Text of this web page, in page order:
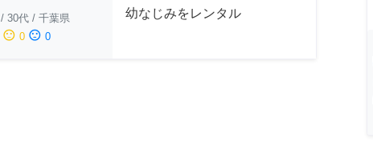
/ 30代 / 千葉県
sentiment_neutral 0 sentiment_dissatisfied 0
幼なじみをレンタル